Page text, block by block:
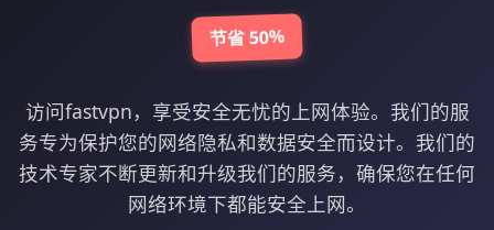
节省 50%
访问fastvpn，享受安全无忧的上网体验。我们的服
务专为保护您的网络隐私和数据安全而设计。我们的
技术专家不断更新和升级我们的服务，确保您在任何
网络环境下都能安全上网。